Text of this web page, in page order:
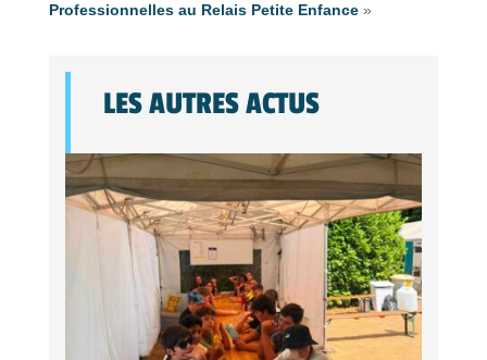
Professionnelles au Relais Petite Enfance»
LES AUTRES ACTUS